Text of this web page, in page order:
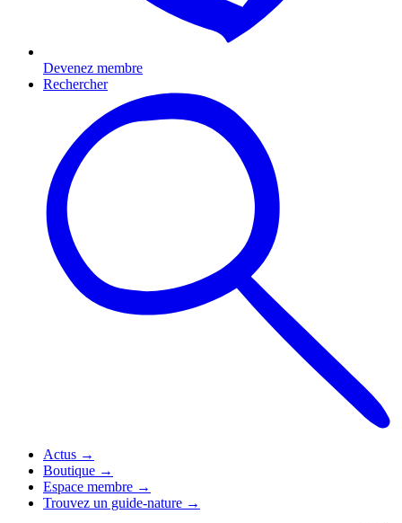
Devenez membre
Rechercher
Actus →
Boutique →
Espace membre →
Trouvez un guide-nature →